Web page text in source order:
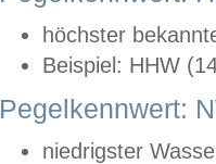
höchster
Beispiel: HHW
Pegelkennwert:
niedrigster